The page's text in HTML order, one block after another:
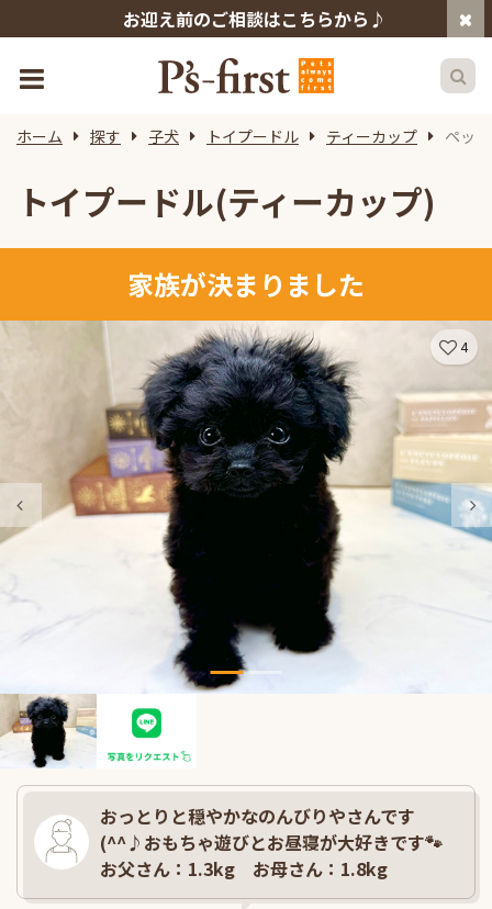
お迎え前のご相談はこちらから♪
ホーム 探す 子犬 トイプードル ティーカップ ペッ
トイプードル(ティーカップ)
家族が決まりました
4
おっとりと穏やかなのんびりやさんです
(^^♪おもちゃ遊びとお昼寝が大好きです🐾
お父さん：1.3kg お母さん：1.8kg